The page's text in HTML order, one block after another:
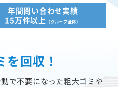
年間問い合わせ実績
15万件以上
（グループ全体）
回収！
で不要になった粗大ゴミや